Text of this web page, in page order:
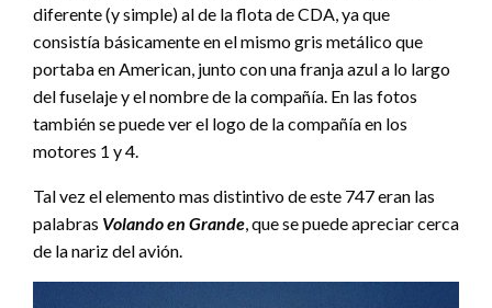
diferente (y simple) al de la flota de CDA, ya que
consistía básicamente en el mismo gris metálico que
portaba en American, junto con una franja azul a lo largo
del fuselaje y el nombre de la compañía. En las fotos
también se puede ver el logo de la compañía en los
motores 1 y 4.
Tal vez el elemento mas distintivo de este 747 eran las
palabras Volando en Grande, que se puede apreciar cerca
de la nariz del avión.